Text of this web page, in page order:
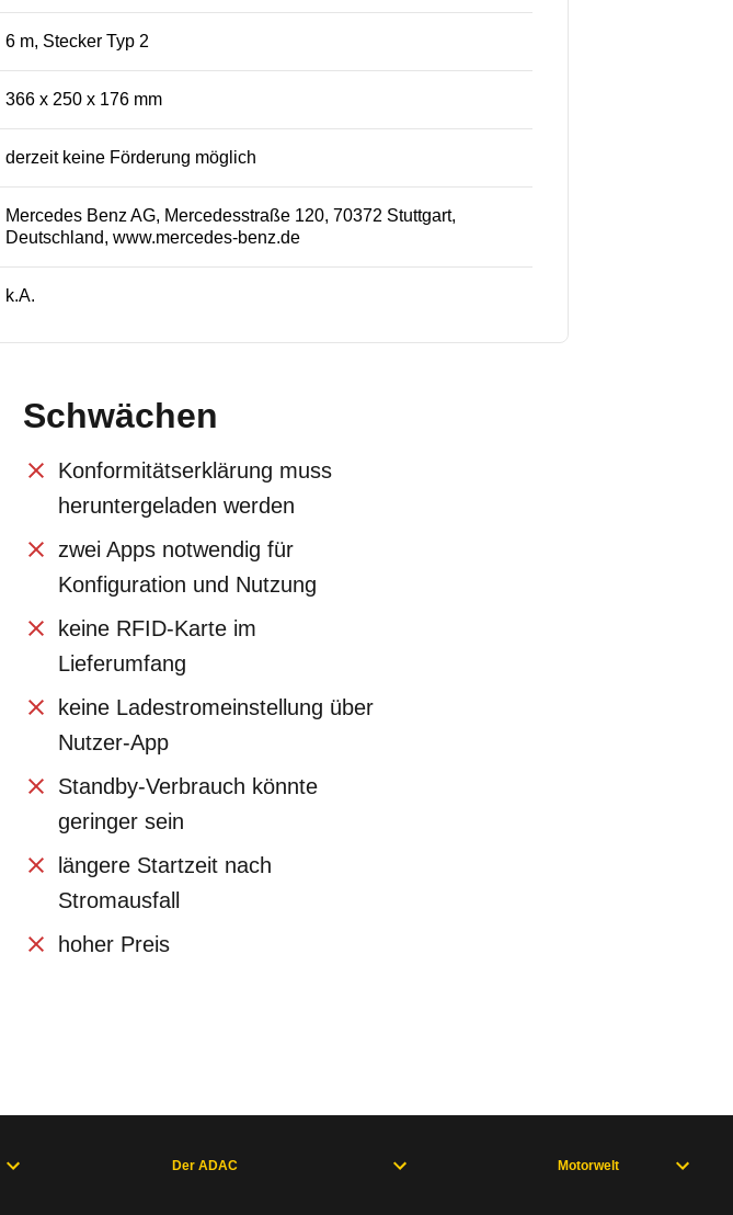
6 m, Stecker Typ 2
366 x 250 x 176 mm
derzeit keine Förderung möglich
Mercedes Benz AG, Mercedesstraße 120, 70372 Stuttgart,
Deutschland, www.mercedes-benz.de
k.A.
Schwächen
Konformitätserklärung muss
heruntergeladen werden
zwei Apps notwendig für
Konfiguration und Nutzung
keine RFID-Karte im
Lieferumfang
keine Ladestromeinstellung über
Nutzer-App
Standby-Verbrauch könnte
geringer sein
längere Startzeit nach
Stromausfall
hoher Preis
Der ADAC Motorwelt